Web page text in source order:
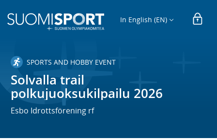
In English (EN)
SPORTS AND HOBBY EVENT
Solvalla trail
polkujuoksukilpailu 2026
Esbo Idrottsförening rf